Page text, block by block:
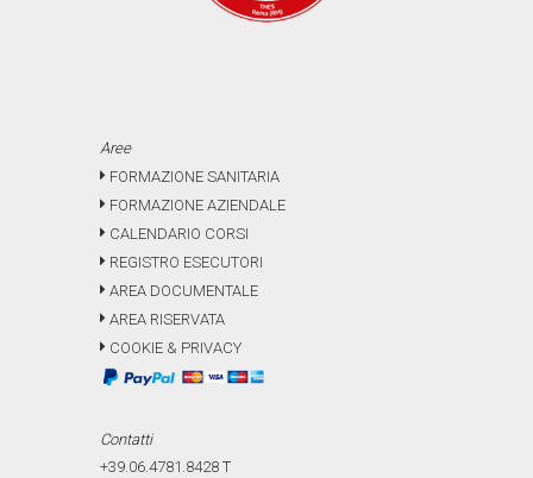
Aree
FORMAZIONE SANITARIA
FORMAZIONE AZIENDALE
CALENDARIO CORSI
REGISTRO ESECUTORI
AREA DOCUMENTALE
AREA RISERVATA
COOKIE & PRIVACY
Contatti
+39.06.4781.8428 T